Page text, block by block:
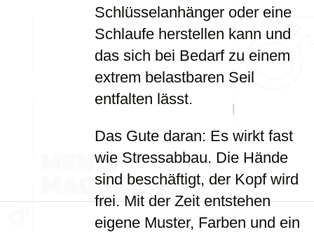
Schlüsselanhänger oder eine
Schlaufe herstellen kann und
das sich bei Bedarf zu einem
extrem belastbaren Seil
entfalten lässt.
Das Gute daran: Es wirkt fast
wie Stressabbau. Die Hände
sind beschäftigt, der Kopf wird
frei. Mit der Zeit entstehen
eigene Muster, Farben und ein